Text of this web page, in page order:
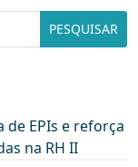
de EPIs e reforça
na RH II